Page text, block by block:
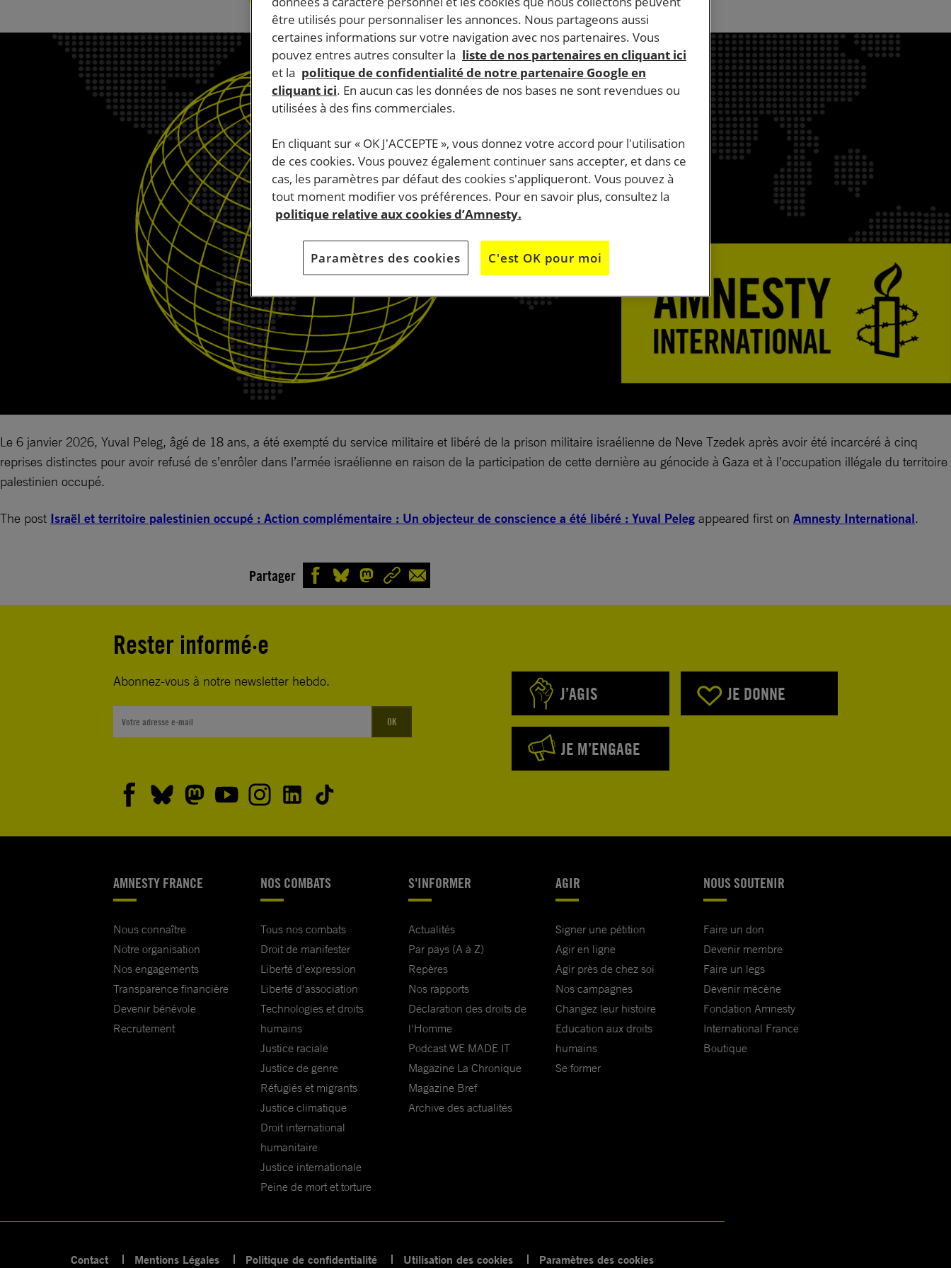
Le 6 janvier 2026, Yuval Peleg, âgé de 18 ans, a été exempté du service militaire et libéré de la prison militaire israélienne de Neve Tzedek après avoir été incarcéré à cinq
reprises distinctes pour avoir refusé de s’enrôler dans l’armée israélienne en raison de la participation de cette dernière au génocide à Gaza et à l’occupation illégale du territoire
palestinien occupé.
The post Israël et territoire palestinien occupé : Action complémentaire : Un objecteur de conscience a été libéré : Yuval Peleg appeared first on Amnesty International.
Partager
Rester informé·e
Abonnez-vous à notre newsletter hebdo.
OK
J’AGIS JE DONNE
JE M’ENGAGE
AMNESTY FRANCE
Nous connaître
Notre organisation
Nos engagements
Transparence financière
Devenir bénévole
Recrutement
NOS COMBATS
Tous nos combats
Droit de manifester
Liberté d'expression
Liberté d'association
Technologies et droits
humains
Justice raciale
Justice de genre
Réfugiés et migrants
Justice climatique
Droit international
humanitaire
Justice internationale
Peine de mort et torture
S'INFORMER
Actualités
Par pays (A à Z)
Repères
Nos rapports
Déclaration des droits de
l'Homme
Podcast WE MADE IT
Magazine La Chronique
Magazine Bref
Archive des actualités
AGIR
Signer une pétition
Agir en ligne
Agir près de chez soi
Nos campagnes
Changez leur histoire
Education aux droits
humains
Se former
NOUS SOUTENIR
Faire un don
Devenir membre
Faire un legs
Devenir mécène
Fondation Amnesty
International France
Boutique
Contact Mentions Légales Politique de confidentialité Utilisation des cookies Paramètres des cookies
être utilisés pour personnaliser les annonces. Nous partageons aussi
certaines informations sur votre navigation avec nos partenaires. Vous
pouvez entres autres consulter la liste de nos partenaires en cliquant ici
et la politique de confidentialité de notre partenaire Google en
cliquant ici. En aucun cas les données de nos bases ne sont revendues ou
utilisées à des fins commerciales.
En cliquant sur « OK J'ACCEPTE », vous donnez votre accord pour l'utilisation
de ces cookies. Vous pouvez également continuer sans accepter, et dans ce
cas, les paramètres par défaut des cookies s'appliqueront. Vous pouvez à
tout moment modifier vos préférences. Pour en savoir plus, consultez la
politique relative aux cookies d’Amnesty.
Paramètres des cookies C'est OK pour moi